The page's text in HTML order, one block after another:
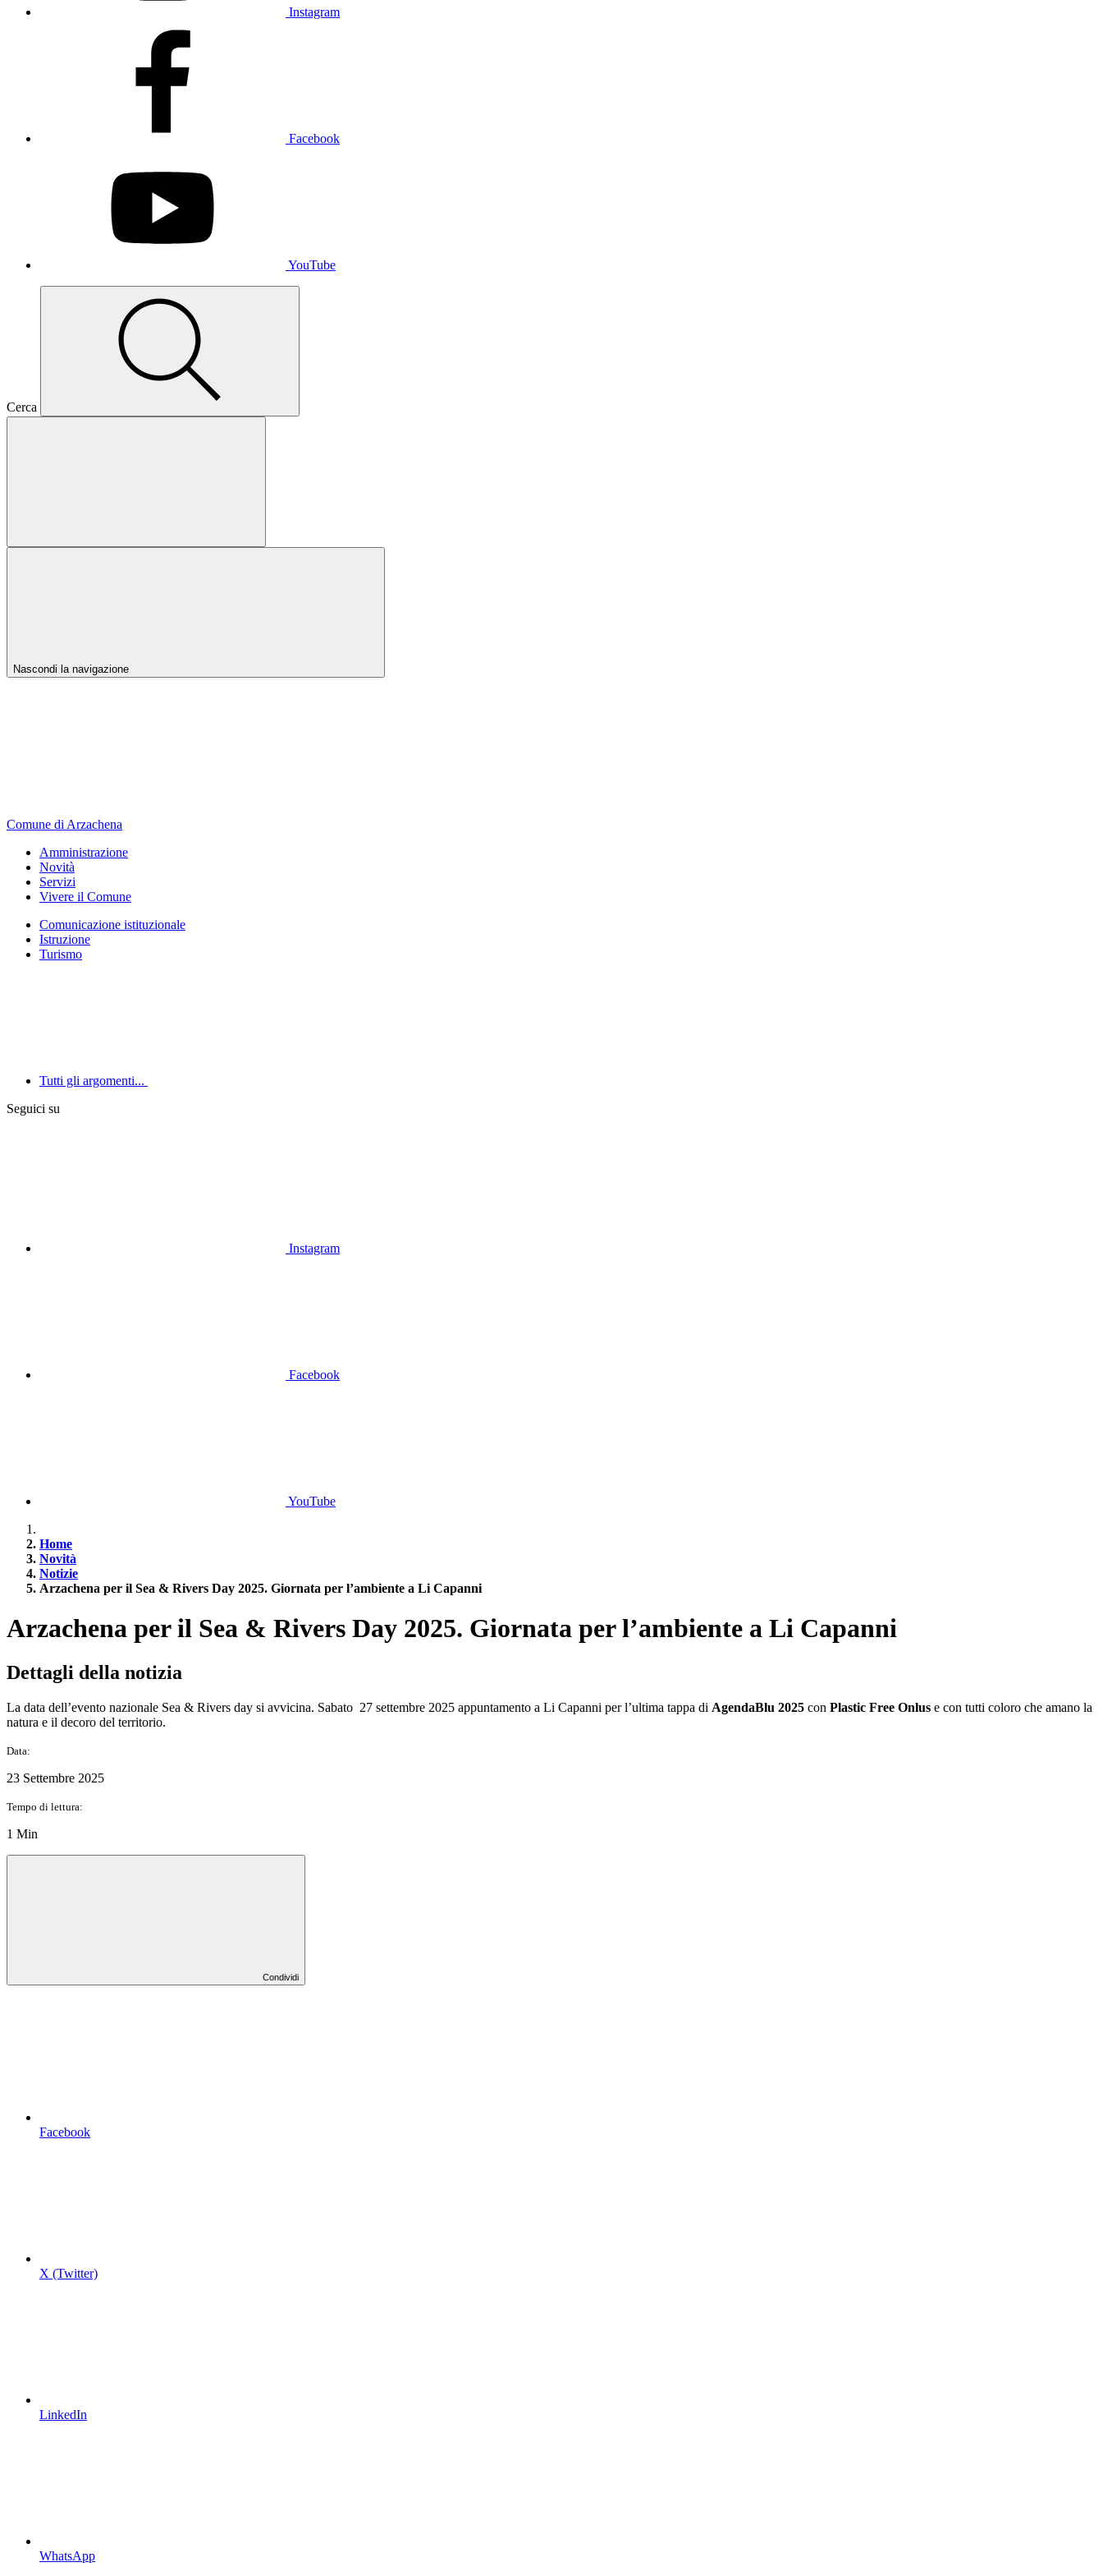
Instagram
Facebook
YouTube
Cerca
Nascondi la navigazione
Comune di Arzachena
Amministrazione
Novità
Servizi
Vivere il Comune
Comunicazione istituzionale
Istruzione
Turismo
Tutti gli argomenti...
Seguici su
Instagram
Facebook
YouTube
Home
Novità
Notizie
Arzachena per il Sea & Rivers Day 2025. Giornata per l’ambiente a Li Capanni
Arzachena per il Sea & Rivers Day 2025. Giornata per l’ambiente a Li Capanni
Dettagli della notizia
La data dell’evento nazionale Sea & Rivers day si avvicina. Sabato 27 settembre 2025 appuntamento a Li Capanni per l’ultima tappa di AgendaBlu 2025 con Plastic Free Onlus e con tutti coloro che amano la
natura e il decoro del territorio.
Data:
23 Settembre 2025
Tempo di lettura:
1 Min
Condividi
Facebook
X (Twitter)
LinkedIn
WhatsApp